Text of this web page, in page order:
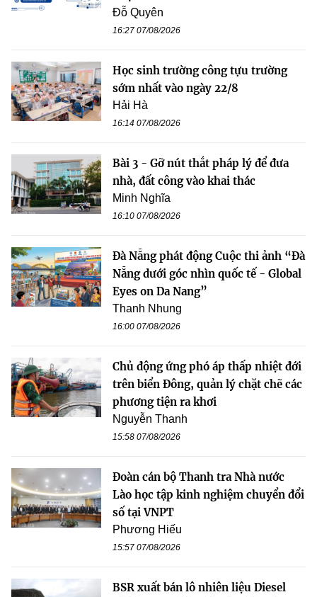
Đỗ Quyên
16:27 07/08/2026
Học sinh trường công tựu trường
sớm nhất vào ngày 22/8
Hải Hà
16:14 07/08/2026
Bài 3 - Gỡ nút thắt pháp lý để đưa
nhà, đất công vào khai thác
Minh Nghĩa
16:10 07/08/2026
Đà Nẵng phát động Cuộc thi ảnh “Đà
Nẵng dưới góc nhìn quốc tế - Global
Eyes on Da Nang”
Thanh Nhung
16:00 07/08/2026
Chủ động ứng phó áp thấp nhiệt đới
trên biển Đông, quản lý chặt chẽ các
phương tiện ra khơi
Nguyễn Thanh
15:58 07/08/2026
Đoàn cán bộ Thanh tra Nhà nước
Lào học tập kinh nghiệm chuyển đổi
số tại VNPT
Phương Hiếu
15:57 07/08/2026
BSR xuất bán lô nhiên liệu Diesel